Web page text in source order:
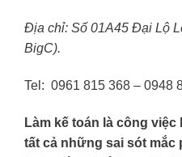
Địa chỉ: Số 01A45 Đại Lộ
BigC).
Tel: 0961 815 368 – 0948
Làm kế toán là công
tất cả những sai sót mắc